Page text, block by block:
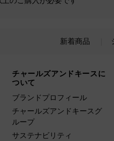
新着商品
チャールズアンドキースに
ついて
ブランドプロフィール
チャールズアンドキースグ
ループ
サステナビリティ